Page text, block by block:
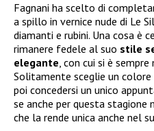
Fagnani ha scelto di
a spillo in vernice nude di Le
diamanti e rubini. Una cosa è
rimanere fedele al suo stile
elegante, con cui si è
Solitamente sceglie un
poi concedersi un unico
se anche per questa
che la rende unica anche nel